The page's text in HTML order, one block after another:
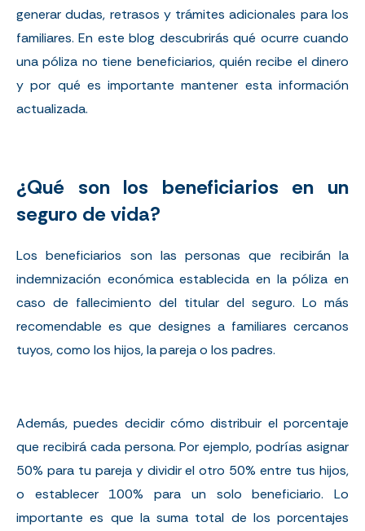
generar dudas, retrasos y trámites adicionales para los
familiares. En este blog descubrirás qué ocurre cuando
una póliza no tiene beneficiarios, quién recibe el dinero
y por qué es importante mantener esta información
actualizada.
¿Qué son los beneficiarios en un
seguro de vida?
Los beneficiarios son las personas que recibirán la
indemnización económica establecida en la póliza en
caso de fallecimiento del titular del seguro. Lo más
recomendable es que designes a familiares cercanos
tuyos, como los hijos, la pareja o los padres.
Además, puedes decidir cómo distribuir el porcentaje
que recibirá cada persona. Por ejemplo, podrías asignar
50% para tu pareja y dividir el otro 50% entre tus hijos,
o establecer 100% para un solo beneficiario. Lo
importante es que la suma total de los porcentajes